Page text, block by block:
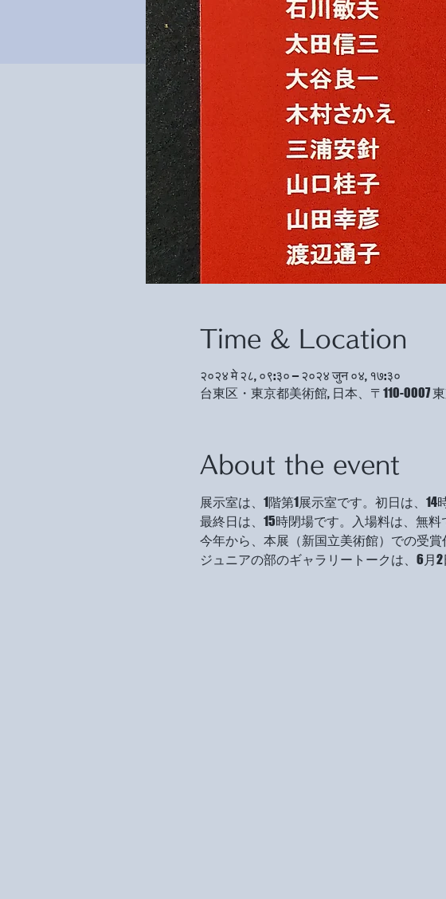
Time & Location
२०२४ मे २८, ०९:३० – २०२४ जुन ०४, १७:३०
台東区・東京都美術館, 日本、〒110-0007
About the event
展示室は、1階第1展示室です。初日は、14
最終日は、15時閉場です。入場料は、無料
今年から、本展（新国立美術館）での受
ジュニアの部のギャラリートークは、6月2